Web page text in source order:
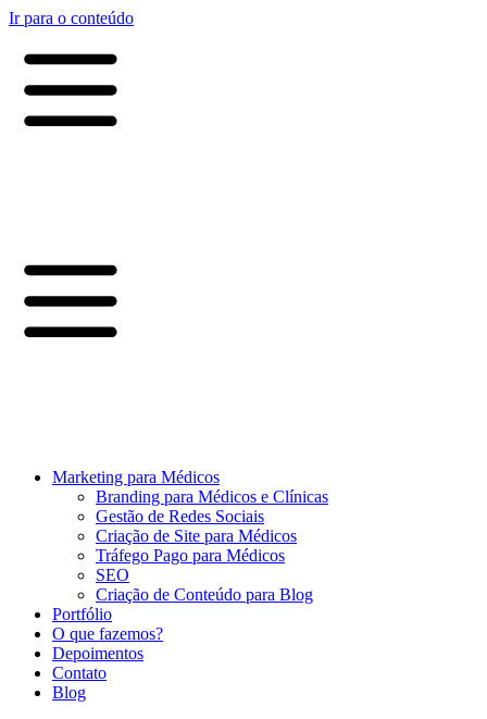
Ir para o conteúdo
Marketing para Médicos
Branding para Médicos e Clínicas
Gestão de Redes Sociais
Criação de Site para Médicos
Tráfego Pago para Médicos
SEO
Criação de Conteúdo para Blog
Portfólio
O que fazemos?
Depoimentos
Contato
Blog